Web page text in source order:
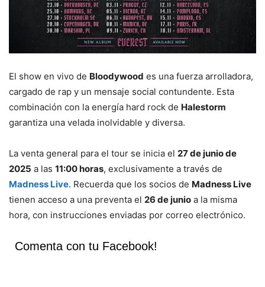
El show en vivo de Bloodywood es una fuerza arrolladora,
cargado de rap y un mensaje social contundente. Esta
combinación con la energía hard rock de Halestorm
garantiza una velada inolvidable y diversa.
La venta general para el tour se inicia el 27 de junio de
2025 a las 11:00 horas, exclusivamente a través de
Madness Live. Recuerda que los socios de Madness Live
tienen acceso a una preventa el 26 de junio a la misma
hora, con instrucciones enviadas por correo electrónico.
Comenta con tu Facebook!